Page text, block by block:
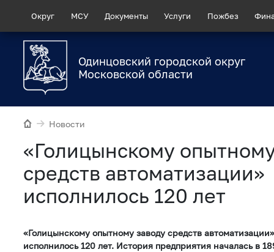
Округ МСУ Документы Услуги Пожбез
Одинцовский городской округ
Московской области
Новости
«Голицынскому
средств автоматизации»
исполнилось 120 лет
«Голицынскому опытному заводу средств
исполнилось 120 лет. История предприятия началась в